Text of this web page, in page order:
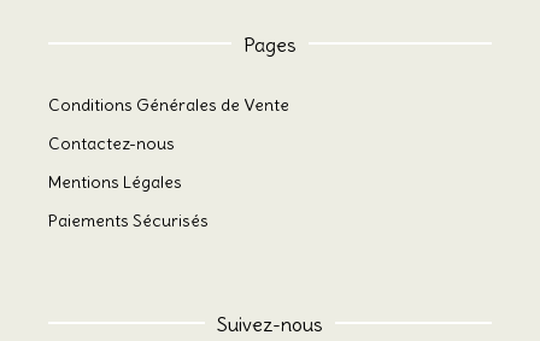
Pages
Conditions Générales de Vente
Contactez-nous
Mentions Légales
Paiements Sécurisés
Suivez-nous